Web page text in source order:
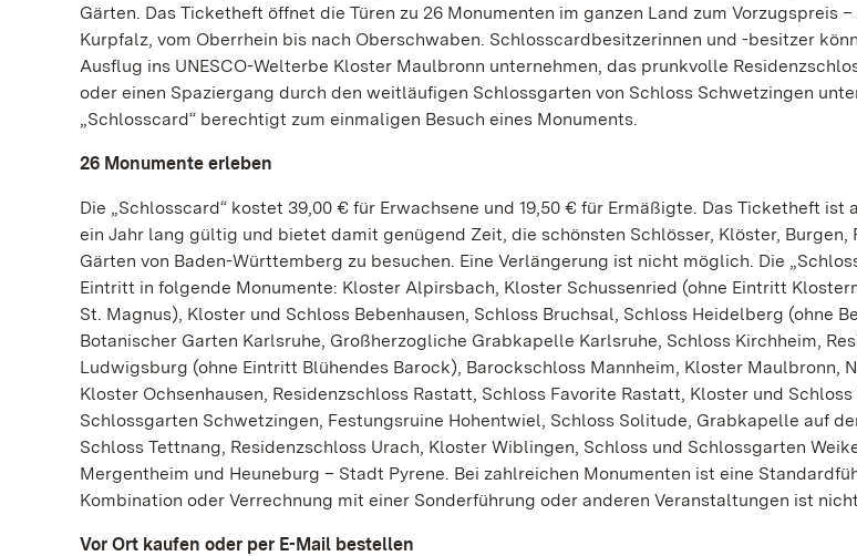
Gärten. Das Ticketheft öffnet die Türen zu 26 Monumenten im ganzen Land zum Vorzugspreis
Kurpfalz, vom Oberrhein bis nach Oberschwaben. Schlosscardbesitzerinnen und -besitzer
Ausflug ins UNESCO-Welterbe Kloster Maulbronn unternehmen, das prunkvolle
oder einen Spaziergang durch den weitläufigen Schlossgarten von Schloss Schwetzingen
„Schlosscard“ berechtigt zum einmaligen Besuch eines Monuments.
26 Monumente erleben
Die „Schlosscard“ kostet 39,00 € für Erwachsene und 19,50 € für Ermäßigte. Das Ticketheft ist
ein Jahr lang gültig und bietet damit genügend Zeit, die schönsten Schlösser, Klöster, Burgen,
Gärten von Baden-Württemberg zu besuchen. Eine Verlängerung ist nicht möglich. Die
Eintritt in folgende Monumente: Kloster Alpirsbach, Kloster Schussenried (ohne Eintritt
St. Magnus), Kloster und Schloss Bebenhausen, Schloss Bruchsal, Schloss Heidelberg (ohne
Botanischer Garten Karlsruhe, Großherzogliche Grabkapelle Karlsruhe, Schloss Kirchheim,
Ludwigsburg (ohne Eintritt Blühendes Barock), Barockschloss Mannheim, Kloster Maulbronn,
Kloster Ochsenhausen, Residenzschloss Rastatt, Schloss Favorite Rastatt, Kloster und
Schlossgarten Schwetzingen, Festungsruine Hohentwiel, Schloss Solitude, Grabkapelle auf
Schloss Tettnang, Residenzschloss Urach, Kloster Wiblingen, Schloss und Schlossgarten
Mergentheim und Heuneburg – Stadt Pyrene. Bei zahlreichen Monumenten ist eine
Kombination oder Verrechnung mit einer Sonderführung oder anderen Veranstaltungen ist
Vor Ort kaufen oder per E-Mail bestellen